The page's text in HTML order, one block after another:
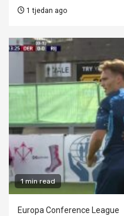
1 tjedan ago
1 min read
Europa Conference League